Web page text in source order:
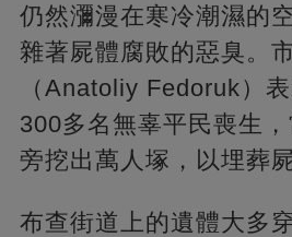
仍然瀰漫在寒冷潮濕的
雜著屍體腐敗的惡臭。
（Anatoliy Fedoruk）
300多名無辜平民喪生
旁挖出萬人塚，以埋葬屍
布查街道上的遺體大多